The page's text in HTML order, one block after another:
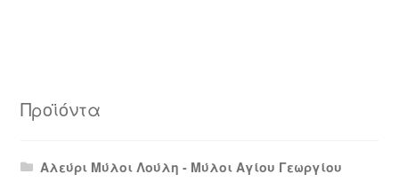
Προϊόντα
Αλεύρι Μύλοι Λούλη - Μύλοι Αγίου Γεωργίου